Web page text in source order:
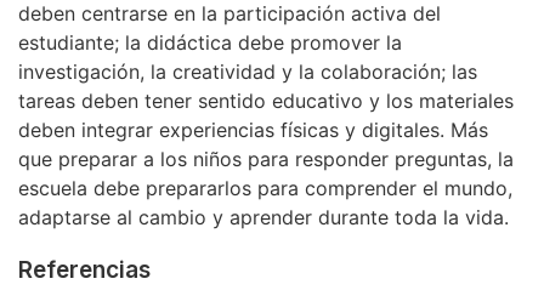
deben centrarse en la participación activa del
estudiante; la didáctica debe promover la
investigación, la creatividad y la colaboración; las
tareas deben tener sentido educativo y los materiales
deben integrar experiencias físicas y digitales. Más
que preparar a los niños para responder preguntas, la
escuela debe prepararlos para comprender el mundo,
adaptarse al cambio y aprender durante toda la vida.
Referencias